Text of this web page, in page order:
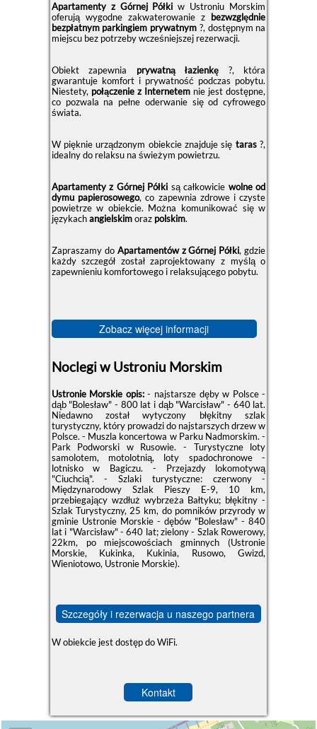
Apartamenty z Górnej Półki w Ustroniu Morskim
oferują wygodne zakwaterowanie z bezwzględnie
bezpłatnym parkingiem prywatnym ?, dostępnym na
miejscu bez potrzeby wcześniejszej rezerwacji.
Obiekt zapewnia prywatną łazienkę ?, która
gwarantuje komfort i prywatność podczas pobytu.
Niestety, połączenie z Internetem nie jest dostępne,
co pozwala na pełne oderwanie się od cyfrowego
świata.
W pięknie urządzonym obiekcie znajduje się taras?,
idealny do relaksu na świeżym powietrzu.
Apartamenty z Górnej Półki są całkowicie wolne od
dymu papierosowego, co zapewnia zdrowe i czyste
powietrze w obiekcie. Można komunikować się w
językachangielskimoraz polskim.
Zapraszamy do Apartamentów z Górnej Półki, gdzie
każdy szczegół został zaprojektowany z myślą o
zapewnieniu komfortowego i relaksującego pobytu.
Zobacz więcej informacji
Noclegi w Ustroniu Morskim
Ustronie Morskie opis:- najstarsze dęby w Polsce -
dąb "Bolesław" - 800 lat i dąb "Warcisław" - 640 lat.
Niedawno został wytyczony błękitny szlak
turystyczny, który prowadzi do najstarszych drzew w
Polsce. - Muszla koncertowa w Parku Nadmorskim. -
Park Podworski w Rusowie. - Turystyczne loty
samolotem, motolotnią, loty spadochronowe -
lotnisko w Bagiczu. - Przejazdy lokomotywą
"Ciuchcią". - Szlaki turystyczne: czerwony -
Międzynarodowy Szlak Pieszy E-9, 10 km,
przebiegający wzdłuż wybrzeża Bałtyku; błękitny -
Szlak Turystyczny, 25 km, do pomników przyrody w
gminie Ustronie Morskie - dębów "Bolesław" - 840
lat i "Warcisław" - 640 lat; zielony - Szlak Rowerowy,
22km, po miejscowościach gminnych (Ustronie
Morskie, Kukinka, Kukinia, Rusowo, Gwizd,
Wieniotowo, Ustronie Morskie).
Szczegóły i rezerwacja u naszego partnera
W obiekcie jest dostęp do WiFi.
Kontakt